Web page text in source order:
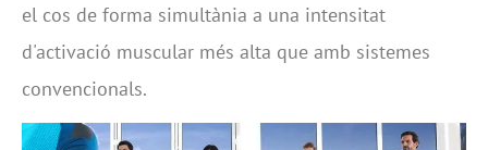
el cos de forma simultània a una intensitat
d'activació muscular més alta que amb sistemes
convencionals.